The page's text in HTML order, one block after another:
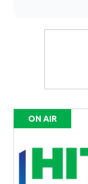
ON AIR